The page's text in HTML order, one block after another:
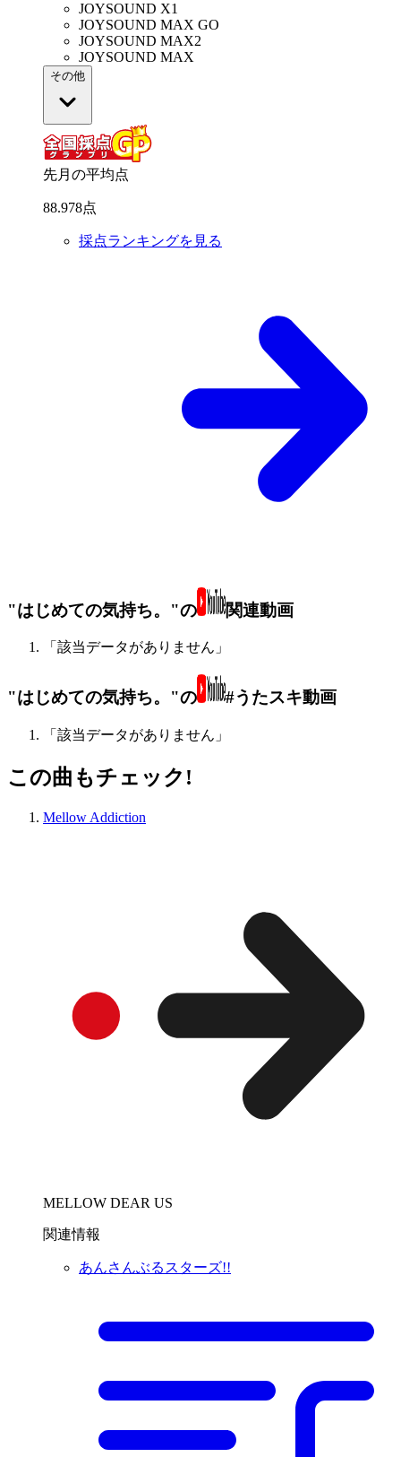
JOYSOUND X1
JOYSOUND MAX GO
JOYSOUND MAX2
JOYSOUND MAX
その他
先月の平均点
88.978点
採点ランキングを見る
"はじめての気持ち。"の 関連動画
「該当データがありません」
"はじめての気持ち。"の #うたスキ動画
「該当データがありません」
この曲もチェック!
Mellow Addiction
MELLOW DEAR US
関連情報
あんさんぶるスターズ!!